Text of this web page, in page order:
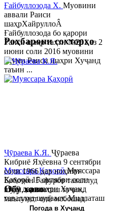
Ғайбуллозода Х. Муовини
аввали Раиси
шаҳрХайруллоÂ
Ғайбуллозода бо қарори
Раиси шаҳр таҳти №281 аз 2
июни соли 2016 муовини
якуми Раиси шаҳри Хуҷанд
таъин ...
Муяссара ҚаҳорӣМуяссара
Қаҳорӣ 15 октябри соли
1979 дар шаҳри Хуҷанд
таваллуд шудааст. Миллаташ
тоҷик. Маълумот олӣ. Соли
Роҳбарони сохторҳо
Ҷӯраева К.Я. Ҷӯраева
Кибриё Яҳёевна 9 сентябри
соли 1966 дар ноҳияи
Бобоҷон Ғафуров таваллуд
шуда, миллаташ тоҷик,
маълумот олӣ мебошад.
Соли 1997 Донишг...
Обу хаво
Погода в Хуҷанд